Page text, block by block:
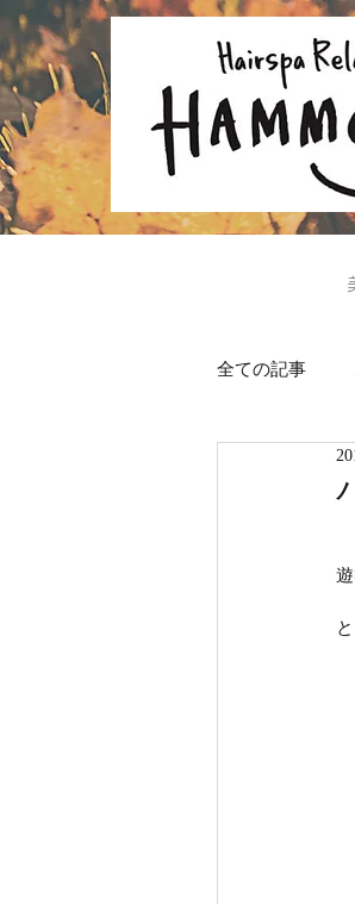
全ての記事
ヘッドスパ